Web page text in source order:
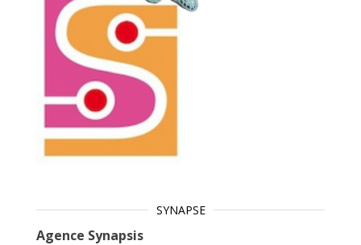
SYNAPSE
Agence Synapsis